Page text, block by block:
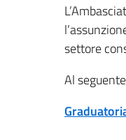
settore
Al